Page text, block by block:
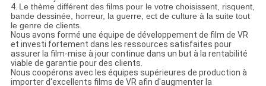
4. Le thème différent des films pour le votre choisissent, risquent,
bande dessinée, horreur, la guerre, ect de culture à la suite tout
le genre de clients.
Nous avons formé une équipe de développement de film de VR
et investi fortement dans les ressources satisfaites pour
assurer la film-mise à jour continue dans un but à la rentabilité
viable de garantie pour des clients.
Nous coopérons avec les équipes supérieures de production à
importer d'excellents films de VR afin d'augmenter la